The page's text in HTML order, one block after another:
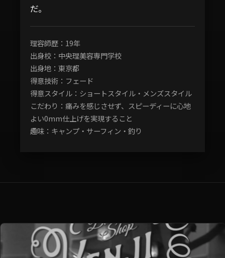
だ。
理容師歴：19年
出身校：中央理美容専門学校
出身地：東京都
得意技術：フェード
得意スタイル：ショートスタイル・メンズスタイル
こだわり：痛みを感じさせず、スピーディーに心地
よい0mm仕上げを実現すること
趣味：キャンプ・サーフィン・釣り